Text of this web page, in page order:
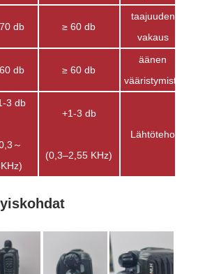
db ≥ 60 db
taajuuden
vakaus
db ≥ 60 db
äänen
vääristymistä
3 db
～
+1-3 db
(0,3–2,55 KHz)
Lähtöteho